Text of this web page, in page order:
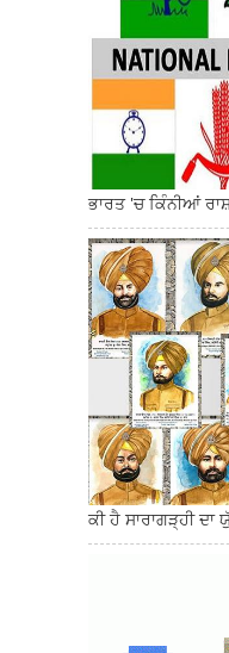
ਭਾਰਤ 'ਚ ਕਿੰਨੀਆਂ
ਕੀ ਹੈ ਸਾਰਾਗੜ੍ਹੀ ਦਾ